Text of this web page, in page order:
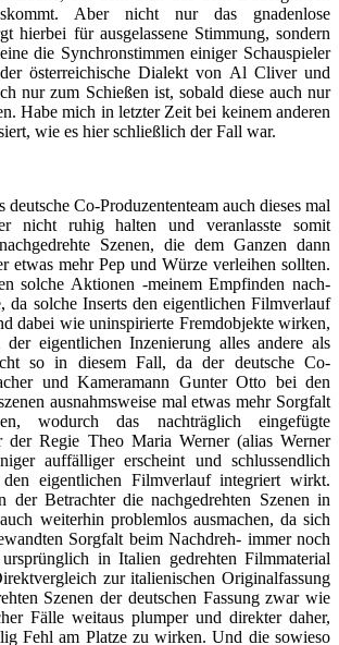
Aber nicht nur das gnadenlose
hierbei für ausgelassene Stimmung, sondern
die Synchronstimmen einiger Schauspieler
österreichische Dialekt von Al Cliver und
nur zum Schießen ist, sobald diese auch nur
Habe mich in letzter Zeit bei keinem anderen
wie es hier schließlich der Fall war.
deutsche Co-Produzententeam auch dieses mal
nicht ruhig halten und veranlasste somit
Szenen, die dem Ganzen dann
etwas mehr Pep und Würze verleihen sollten.
solche Aktionen -meinem Empfinden nach-
da solche Inserts den eigentlichen Filmverlauf
dabei wie uninspirierte Fremdobjekte wirken,
eigentlichen Inzenierung alles andere als
so in diesem Fall, da der deutsche Co-
und Kameramann Gunter Otto bei den
ausnahmsweise mal etwas mehr Sorgfalt
wodurch das nachträglich eingefügte
der Regie Theo Maria Werner (alias Werner
auffälliger erscheint und schlussendlich
eigentlichen Filmverlauf integriert wirkt.
der Betrachter die nachgedrehten Szenen in
weiterhin problemlos ausmachen, da sich
Sorgfalt beim Nachdreh- immer noch
in Italien gedrehten Filmmaterial
zur italienischen Originalfassung
Szenen der deutschen Fassung zwar wie
Fälle weitaus plumper und direkter daher,
Fehl am Platze zu wirken. Und die sowieso